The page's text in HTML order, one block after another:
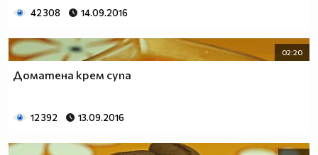
42 308 14.09.2016
02:20
Доматена крем супа
12 392 13.09.2016